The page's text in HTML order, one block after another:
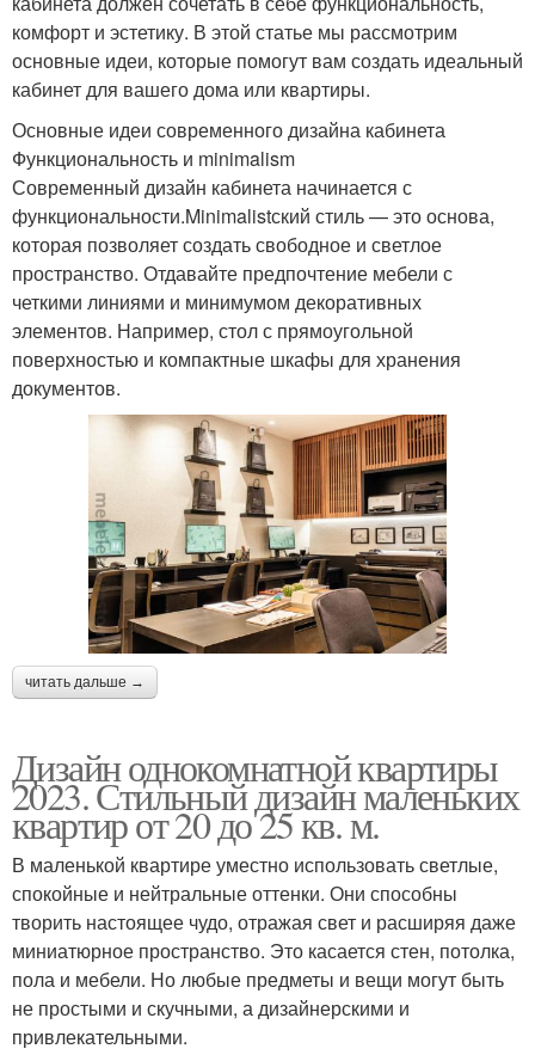
комфорт и эстетику. В этой статье мы рассмотрим
основные идеи, которые помогут вам создать идеальный
кабинет для вашего дома или квартиры.
Основные идеи современного дизайна кабинета
Функциональность и minimalism
Современный дизайн кабинета начинается с
функциональности.Minimalistский стиль — это основа,
которая позволяет создать свободное и светлое
пространство. Отдавайте предпочтение мебели с
четкими линиями и минимумом декоративных
элементов. Например, стол с прямоугольной
поверхностью и компактные шкафы для хранения
документов.
читать дальше →
Дизайн однокомнатной квартиры
2023. Стильный дизайн маленьких
квартир от 20 до 25 кв. м.
В маленькой квартире уместно использовать светлые,
спокойные и нейтральные оттенки. Они способны
творить настоящее чудо, отражая свет и расширяя даже
миниатюрное пространство. Это касается стен, потолка,
пола и мебели. Но любые предметы и вещи могут быть
не простыми и скучными, а дизайнерскими и
привлекательными.